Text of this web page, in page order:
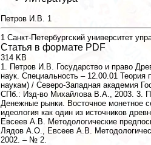
Петров И.В. 1
1 Санкт-Петербургский университет
Статья в формате PDF
314 KB
1. Петров И.В. Государство и право
наук. Специальность – 12.00.01 Теория
наукам) / Северо-Западная академия
СПб.: Изд-во Михайлова В.А., 2003. 3.
Денежные рынки. Восточное монетное
идеология как один из источников
Евсеев А.В. Методологические
Лядов А.О., Евсеев А.В.
2002. – № 2.